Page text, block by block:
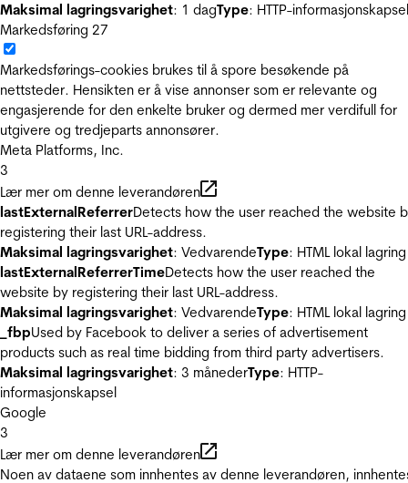
Maksimal lagringsvarighet: 1 dagType: HTTP-informasjonskapsel
Markedsføring 27
Markedsførings-cookies brukes til å spore besøkende på
nettsteder. Hensikten er å vise annonser som er relevante og
engasjerende for den enkelte bruker og dermed mer verdifull for
utgivere og tredjeparts annonsører.
Meta Platforms, Inc.
3
Lær mer om denne leverandøren
lastExternalReferrerDetects how the user reached the website
registering their last URL-address.
Maksimal lagringsvarighet: VedvarendeType: HTML lokal lagring
lastExternalReferrerTimeDetects how the user reached the
website by registering their last URL-address.
Maksimal lagringsvarighet: VedvarendeType: HTML lokal lagring
_fbpUsed by Facebook to deliver a series of advertisement
products such as real time bidding from third party advertisers.
Maksimal lagringsvarighet: 3 månederType: HTTP-
informasjonskapsel
Google
3
Lær mer om denne leverandøren
Noen av dataene som innhentes av denne leverandøren,